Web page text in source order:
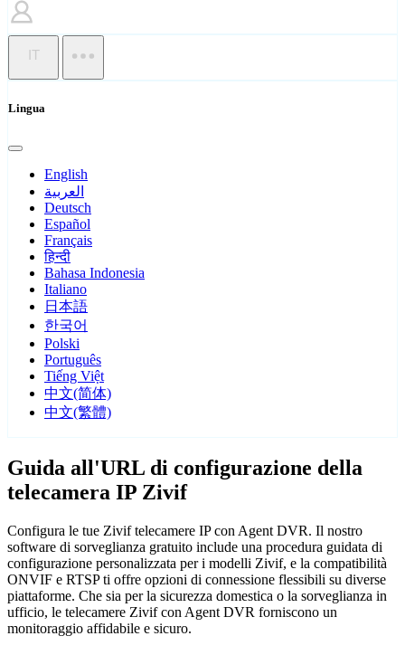
IT
Lingua
English
العربية
Deutsch
Español
Français
हिन्दी
Bahasa Indonesia
Italiano
日本語
한국어
Polski
Português
Tiếng Việt
中文(简体)
中文(繁體)
Guida all'URL di configurazione della
telecamera IP Zivif
Configura le tue Zivif telecamere IP con Agent DVR. Il nostro
software di sorveglianza gratuito include una procedura guidata di
configurazione personalizzata per i modelli Zivif, e la compatibilità
ONVIF e RTSP ti offre opzioni di connessione flessibili su diverse
piattaforme. Che sia per la sicurezza domestica o la sorveglianza in
ufficio, le telecamere Zivif con Agent DVR forniscono un
monitoraggio affidabile e sicuro.